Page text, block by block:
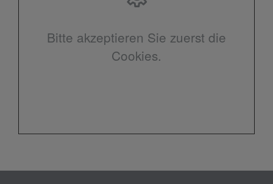
Bitte akzeptieren Sie zuerst die
Cookies.